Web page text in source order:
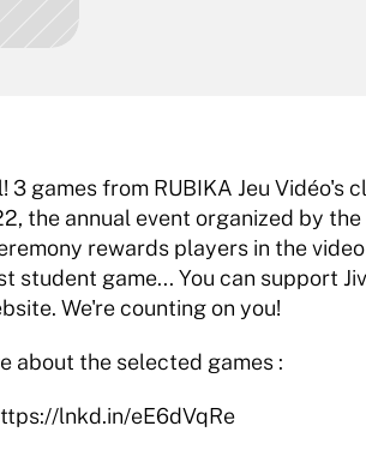
3 games from RUBIKA Jeu Vidéo's
the annual event organized by
rewards players in the
student game... You can support
We're counting on you!
about the selected games :
lnkd.in/eE6dVqRe